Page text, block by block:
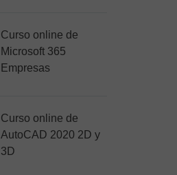
Curso online de
Microsoft 365
Empresas
Curso online de
AutoCAD 2020 2D y
3D